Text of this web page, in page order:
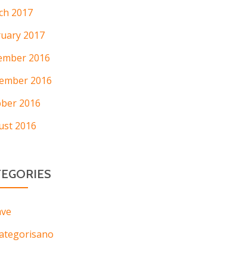
2017
2017
2016
2016
2016
2016